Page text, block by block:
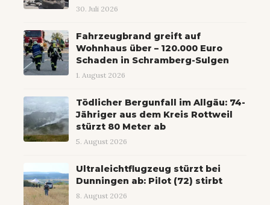
30. Juli 2026
Fahrzeugbrand greift auf
Wohnhaus über – 120.000 Euro
Schaden in Schramberg-Sulgen
1. August 2026
Tödlicher Bergunfall im Allgäu: 74-
Jähriger aus dem Kreis Rottweil
stürzt 80 Meter ab
5. August 2026
Ultraleichtflugzeug stürzt bei
Dunningen ab: Pilot (72) stirbt
8. August 2026